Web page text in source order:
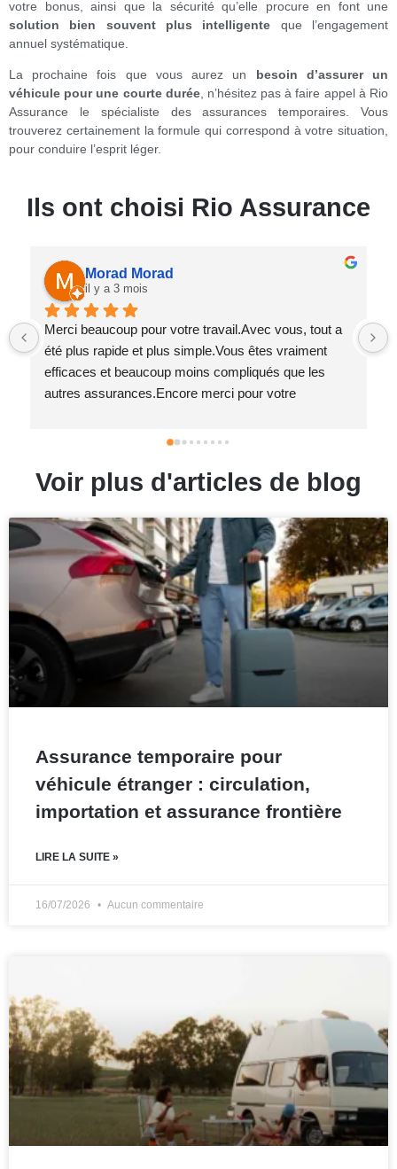
votre bonus, ainsi que la sécurité qu’elle procure en font une
solution bien souvent plus intelligente que l’engagement
annuel systématique.
La prochaine fois que vous aurez un besoin d’assurer
un
véhicule pour une courte durée, n’hésitez pas à faire appel à Rio
Assurance le spécialiste des assurances temporaires. Vous
trouverez certainement la formule qui correspond à votre situation,
pour conduire l’esprit léger.
Ils ont choisi Rio Assurance
Patrice Catelo
il y a 3 mois
Très efficace, entièrement disponible et à disposition
du client.Je ne suis pas abîtué à donner des avis
habituellement, mais là ils m’ont totalement surpris
par leur sérieux, leur rapidité et leur
Voir plus d'articles de blog
Assurance temporaire pour
véhicule étranger : circulation,
importation et assurance frontière
LIRE LA SUITE »
16/07/2026 Aucun commentaire